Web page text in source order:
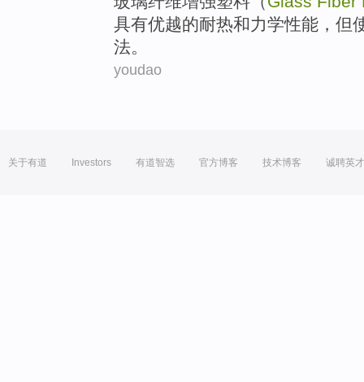
具有优越的耐热和力学性能 ， 但
法。
youdao
关于有道 Investors 有道智选 官方博客 技术博客 诚聘英才